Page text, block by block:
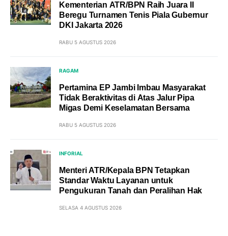
Kementerian ATR/BPN Raih Juara II
Beregu Turnamen Tenis Piala Gubernur
DKI Jakarta 2026
RABU 5 AGUSTUS 2026
RAGAM
Pertamina EP Jambi Imbau Masyarakat
Tidak Beraktivitas di Atas Jalur Pipa
Migas Demi Keselamatan Bersama
RABU 5 AGUSTUS 2026
INFORIAL
Menteri ATR/Kepala BPN Tetapkan
Standar Waktu Layanan untuk
Pengukuran Tanah dan Peralihan Hak
SELASA 4 AGUSTUS 2026